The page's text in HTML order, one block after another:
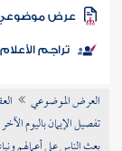
الكتب
موضوعي
تراجم الأعلام
العرض الموضوعي
تفصيل الإيمان باليوم الآخر